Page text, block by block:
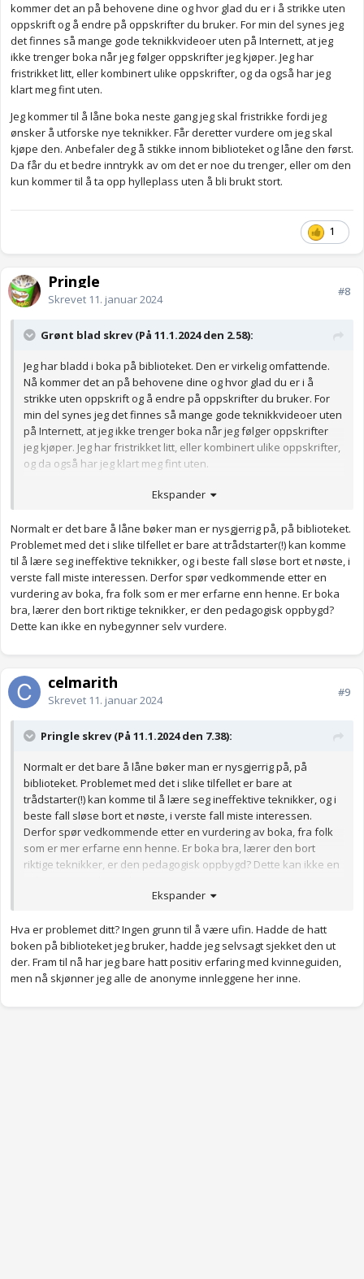
kommer det an på behovene dine og hvor glad du er i å strikke uten
oppskrift og å endre på oppskrifter du bruker. For min del synes jeg
det finnes så mange gode teknikkvideoer uten på Internett, at jeg
ikke trenger boka når jeg følger oppskrifter jeg kjøper. Jeg har
fristrikket litt, eller kombinert ulike oppskrifter, og da også har jeg
klart meg fint uten.
Jeg kommer til å låne boka neste gang jeg skal fristrikke fordi jeg
ønsker å utforske nye teknikker. Får deretter vurdere om jeg skal
kjøpe den. Anbefaler deg å stikke innom biblioteket og låne den først.
Da får du et bedre inntrykk av om det er noe du trenger, eller om den
kun kommer til å ta opp hylleplass uten å bli brukt stort.
1
Pringle
Skrevet 11. januar 2024
#8
Grønt blad skrev (På 11.1.2024 den 2.58):
Jeg har bladd i boka på biblioteket. Den er virkelig omfattende.
Nå kommer det an på behovene dine og hvor glad du er i å
strikke uten oppskrift og å endre på oppskrifter du bruker. For
min del synes jeg det finnes så mange gode teknikkvideoer uten
på Internett, at jeg ikke trenger boka når jeg følger oppskrifter
jeg kjøper. Jeg har fristrikket litt, eller kombinert ulike oppskrifter,
og da også har jeg klart meg fint uten.
Jeg kommer til å låne boka neste gang jeg skal fristrikke fordi jeg
skal kjøpe den. Anbefaler deg å stikke innom biblioteket og låne
den først. Da får du et bedre inntrykk av om det er noe du
trenger, eller om den kun kommer til å ta opp hylleplass uten å
bli brukt stort.
Ekspander
Normalt er det bare å låne bøker man er nysgjerrig på, på biblioteket.
Problemet med det i slike tilfellet er bare at trådstarter(!) kan komme
til å lære seg ineffektive teknikker, og i beste fall sløse bort et nøste, i
verste fall miste interessen. Derfor spør vedkommende etter en
vurdering av boka, fra folk som er mer erfarne enn henne. Er boka
bra, lærer den bort riktige teknikker, er den pedagogisk oppbygd?
Dette kan ikke en nybegynner selv vurdere.
celmarith
Skrevet 11. januar 2024
#9
Pringle skrev (På 11.1.2024 den 7.38):
Normalt er det bare å låne bøker man er nysgjerrig på, på
biblioteket. Problemet med det i slike tilfellet er bare at
trådstarter(!) kan komme til å lære seg ineffektive teknikker, og i
beste fall sløse bort et nøste, i verste fall miste interessen.
Derfor spør vedkommende etter en vurdering av boka, fra folk
som er mer erfarne enn henne. Er boka bra, lærer den bort
riktige teknikker, er den pedagogisk oppbygd? Dette kan ikke en
Ekspander
Hva er problemet ditt? Ingen grunn til å være ufin. Hadde de hatt
boken på biblioteket jeg bruker, hadde jeg selvsagt sjekket den ut
der. Fram til nå har jeg bare hatt positiv erfaring med kvinneguiden,
men nå skjønner jeg alle de anonyme innleggene her inne.